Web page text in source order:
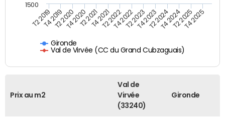
Gironde
Val de Virvée (CC du Grand Cubzaguais)
T2 2019T4 2019T2 2020T4 2020T2 2021T4 2021T2 2022T4 2022T2 2023T4 2023T2 2024T4 2024T2 2025T4 2025
1500
Prix au m2
Val de
Virvée
(33240)
Gironde